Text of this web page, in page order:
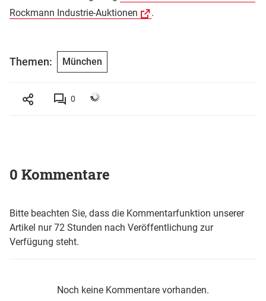
Rockmann Industrie-Auktionen
.
Themen: München
0
0 Kommentare
Bitte beachten Sie, dass die Kommentarfunktion unserer
Artikel nur 72 Stunden nach Veröffentlichung zur
Verfügung steht.
Noch keine Kommentare vorhanden.